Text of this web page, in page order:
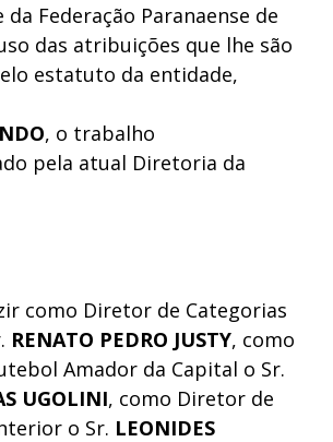
da Federação Paranaense de
das atribuições que lhe são
estatuto da entidade,
, o trabalho
pela atual Diretoria da
como Diretor de Categorias
RENATO PEDRO JUSTY, como
Amador da Capital o Sr.
UGOLINI, como Diretor de
o Sr. LEONIDES